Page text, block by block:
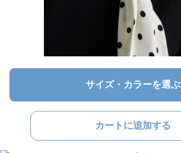
サイズ・カラーを選ぶ
カートに追加する